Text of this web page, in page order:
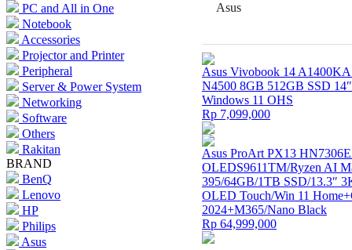
PC and All in One
Notebook
Accessories
Projector and Printer
Peripheral
Server & Power System
Networking
Software
Others
Rakitan
BRAND
BenQ
Lenovo
HP
Philips
Asus
Asus
Asus Vivobook 14
N4500 8GB 512GB SSD
Windows 11 OHS
Rp 7,099,000
Asus ProArt PX13
OLEDS9611TM/Ryzen AI
395/64GB/1TB SSD/13.3″
OLED Touch/Win 11
2024+M365/Nano Black
Rp 64,999,000